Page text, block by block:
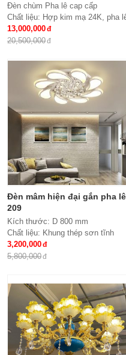
Đèn chùm Pha lê cap cấp
Chất liệu: Hợp kim mạ 24K, pha
K9 cao cấp
Số lượng tay : 15 tay
Bóng đèn: Bóng led tiết kiệm điện
Bảo hành: 2 năm
13,000,000
20,500,000
Đèn mâm hiện đại gắn pha lê
209
Kích thước: D 800 mm
Chất liệu: Khung thép sơn tĩnh
điện, meka, hạt pha lê
Đèn: Led siêu tiết kiệm điện đổi
3,200,000
5,800,000